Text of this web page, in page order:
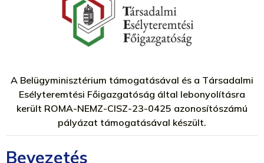
A Belügyminisztérium támogatásával és a Társadalmi
Esélyteremtési Főigazgatóság által lebonyolításra
került ROMA-NEMZ-CISZ-23-0425 azonosítószámú
pályázat támogatásával készült.
Bevezetés